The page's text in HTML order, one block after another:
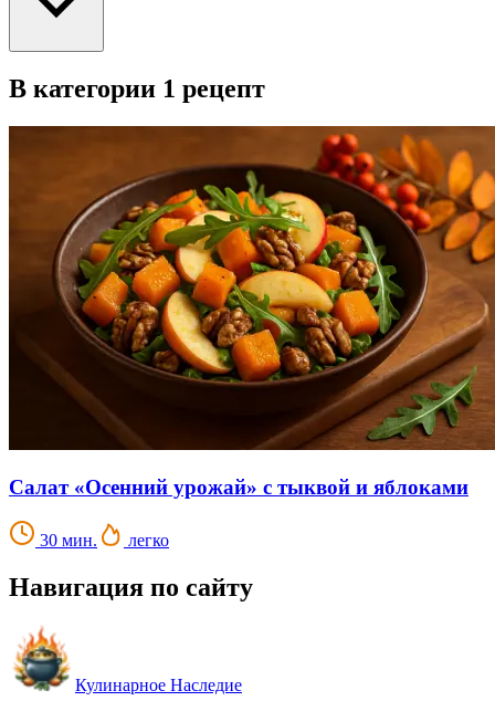
В категории 1 рецепт
Салат «Осенний урожай» с тыквой и яблоками
30 мин. легко
Навигация по сайту
Кулинарное Наследие